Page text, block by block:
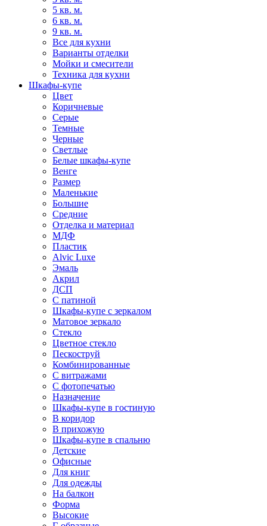
5 кв. м.
6 кв. м.
9 кв. м.
Все для кухни
Варианты отделки
Мойки и смесители
Техника для кухни
Шкафы-купе
Цвет
Коричневые
Серые
Темные
Черные
Светлые
Белые шкафы-купе
Венге
Размер
Маленькие
Большие
Средние
Отделка и материал
МДФ
Пластик
Alvic Luxe
Эмаль
Акрил
ДСП
С патиной
Шкафы-купе с зеркалом
Матовое зеркало
Стекло
Цветное стекло
Пескоструй
Комбинированные
С витражами
С фотопечатью
Назначение
Шкафы-купе в гостиную
В коридор
В прихожую
Шкафы-купе в спальню
Детские
Офисные
Для книг
Для одежды
На балкон
Форма
Высокие